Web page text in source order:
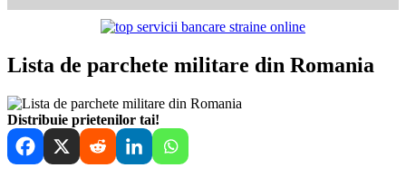
Lista de parchete militare din Romania
Distribuie prietenilor tai!